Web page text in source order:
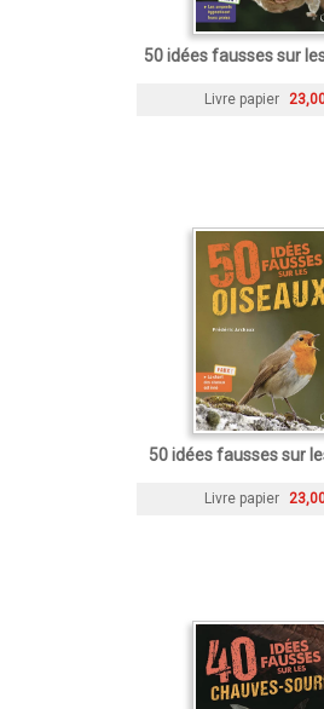
50 idées fausses sur
Livre papier
50 idées fausses sur
Livre papier